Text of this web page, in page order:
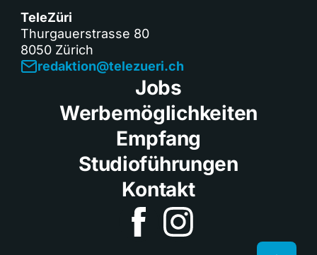
TeleZüri
Thurgauerstrasse 80
8050 Zürich
redaktion@telezueri.ch
Jobs
Werbemöglichkeiten
Empfang
Studioführungen
Kontakt